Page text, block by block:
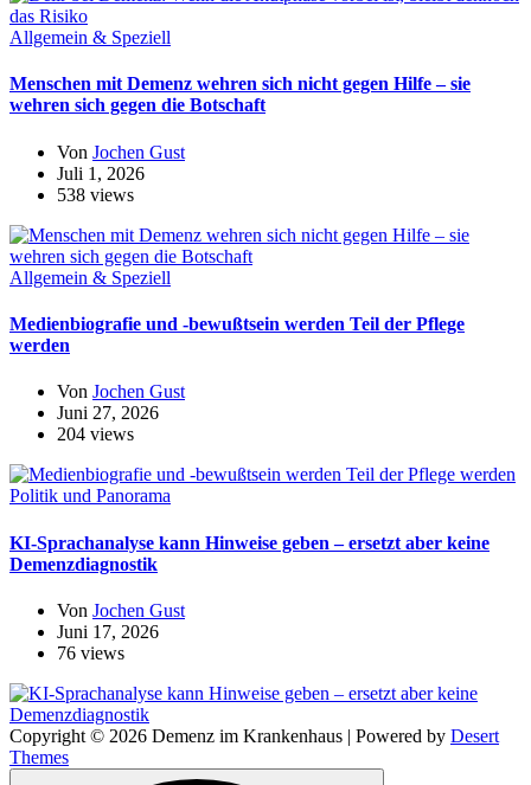
Allgemein & Speziell
Menschen mit Demenz wehren sich nicht gegen Hilfe – sie
wehren sich gegen die Botschaft
Von Jochen Gust
Juli 1, 2026
538 views
Allgemein & Speziell
Medienbiografie und -bewußtsein werden Teil der Pflege
werden
Von Jochen Gust
Juni 27, 2026
204 views
Politik und Panorama
KI-Sprachanalyse kann Hinweise geben – ersetzt aber keine
Demenzdiagnostik
Von Jochen Gust
Juni 17, 2026
76 views
Copyright © 2026 Demenz im Krankenhaus | Powered by Desert
Themes